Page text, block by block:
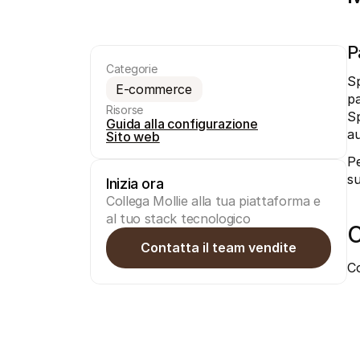
Categorie
E-commerce
Risorse
Guida alla configurazione
Sito web
Inizia ora
Collega Mollie alla tua piattaforma e
al tuo stack tecnologico
Contatta il team vendite